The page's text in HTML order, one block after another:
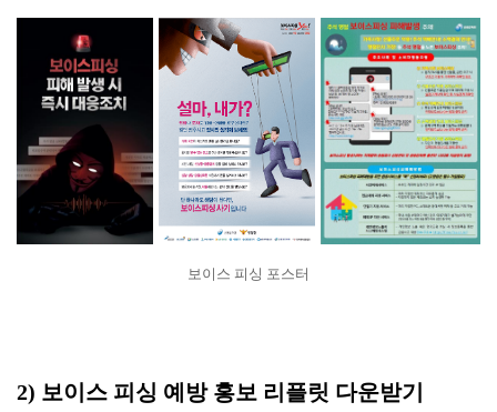
보이스 피싱 포스터
2) 보이스 피싱 예방 홍보 리플릿 다운받기